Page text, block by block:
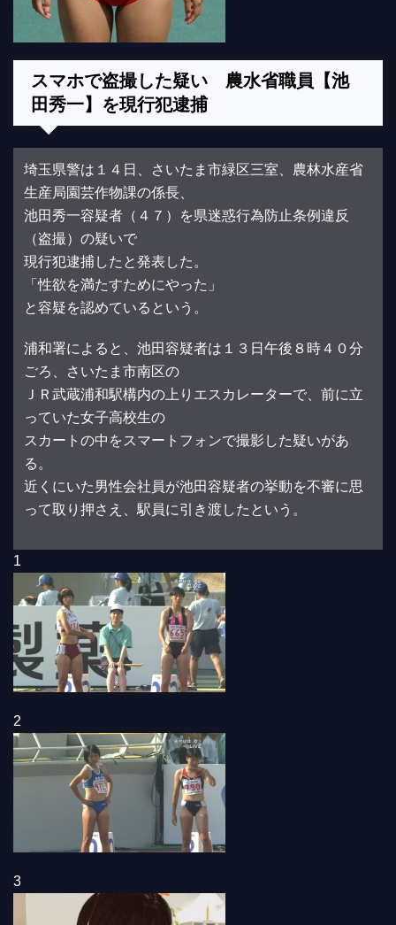
スマホで盗撮した疑い 農水省職員【池
田秀一】を現行犯逮捕
埼玉県警は１４日、さいたま市緑区三室、農林水産省
生産局園芸作物課の係長、
池田秀一容疑者（４７）を県迷惑行為防止条例違反
（盗撮）の疑いで
現行犯逮捕したと発表した。
「性欲を満たすためにやった」
と容疑を認めているという。
浦和署によると、池田容疑者は１３日午後８時４０分
ごろ、さいたま市南区の
ＪＲ武蔵浦和駅構内の上りエスカレーターで、前に立
っていた女子高校生の
スカートの中をスマートフォンで撮影した疑いがあ
る。
近くにいた男性会社員が池田容疑者の挙動を不審に思
って取り押さえ、駅員に引き渡したという。
1
2
3